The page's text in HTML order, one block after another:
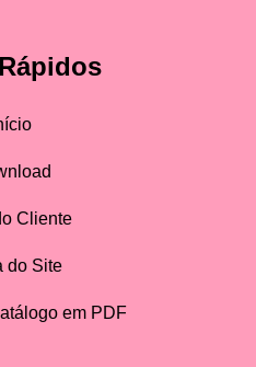
Cliente
do Site
em PDF